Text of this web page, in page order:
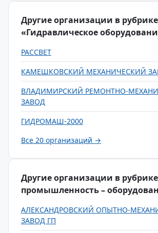
Другие организации в рубрике
«Гидравлическое
РАССВЕТ
КАМЕШКОВСКИЙ МЕХАНИЧЕСКИЙ
ВЛАДИМИРСКИЙ РЕМОНТНО-
ЗАВОД
ГИДРОМАШ-2000
Все 20 организаций →
Другие организации в
промышленность –
АЛЕКСАНДРОВСКИЙ ОПЫТНО-
ЗАВОД ГП